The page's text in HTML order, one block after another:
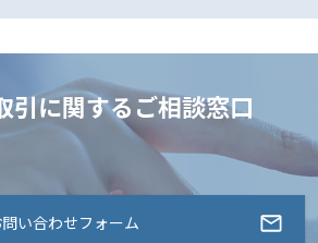
引に関するご相談窓口
問い合わせフォーム